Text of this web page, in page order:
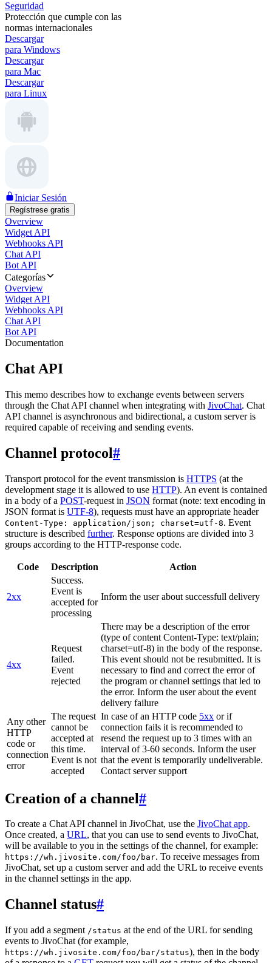
Seguridad
Protección que cumple con las
normas internacionales
Descargar
para Windows
Descargar
para Mac
Descargar
para Linux
Iniciar Sesión
Regístrese gratis
Overview
Widget API
Webhooks API
Chat API
Bot API
Categorías
Overview
Widget API
Webhooks API
Chat API
Bot API
Documentation
Chat API
This memo describes how to exchange events between servers
through the Chat API channel when integrating with JivoChat. Chat
API channel is asynchronous and bidirectional, a custom server is
required capable of receiving and sending events.
Channel protocol#
Transport protocol for the event transmission is HTTPS (at the
development stage it is allowed to use HTTP). An event is contained
in a body of a POST-request in JSON format (note: text encoding in
JSON format is UTF-8), requests must have an appropriate header
Content-Type: application/json; charset=utf-8. Event
structure is described further. Response options are divided into 3
groups according to the HTTP-response code.
Code Description Action
2xx
Success.
Event is
accepted for
processing
Inform the user about successfull delivery
4xx
Request
failed.
Event
rejected
There may be a description of the error
(type of content Content-Type: text/plain;
charset=utf-8) in the body of the response.
This event should not be resubmitted. It is
necessary to find and correct the error of
the program or channel settings that led to
the error. Inform the user about the event
delivery failure
Any other
HTTP
code or
connection
error
The request
cannot be
accepted at
this time.
Event is not
accepted
In case of an HTTP code 5xx or if
connection fails it is recommended to
resend the request up to 3 times with an
interval of 3-60 seconds. Inform the user
that the event is temporarily undeliverable.
Contact server support
Creation of a channel#
To create a Chat API channel in JivoChat, use the JivoChat app.
Once created, a URL, that you can use to send events to JivoChat,
will be available to you in the settings of the channel, for example:
https://wh.jivosite.com/foo/bar. To receive messages from
JivoChat, set up a custom server and add the URL to receive events
in the channel settings in the app.
Channel status#
If you add a segment /status at the end of the URL for sending
events to JivoChat (for example,
https://wh.jivosite.com/foo/bar/status), then in the body